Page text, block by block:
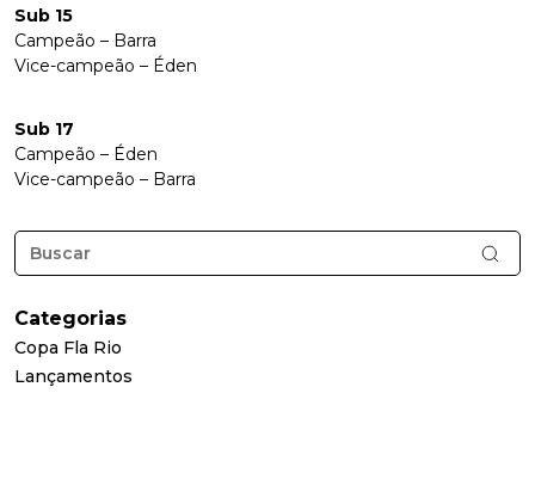
Sub 15
Campeão – Barra
Vice-campeão – Éden
Sub 17
Campeão – Éden
Vice-campeão – Barra
Categorias
Copa Fla Rio
Lançamentos